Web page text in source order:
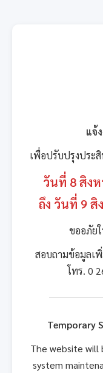
แจ้
เพื่อปรับปรุงประ
วันที่ 8 สิงห
ถึง วันที่ 9 สิ
ขออภัย
สอบถามข้อมูลเพิ่
โทร. 0
Temporary
The website will
system